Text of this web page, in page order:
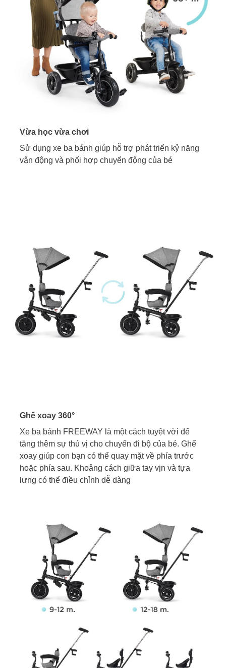
Vừa học vừa chơi
Sử dụng xe ba bánh giúp hỗ trợ phát triển kỷ năng
vận động và phối hợp chuyển động của bé
Ghế xoay 360°
Xe ba bánh FREEWAY là một cách tuyệt vời để
tăng thêm sự thú vị cho chuyến đi bộ của bé. Ghế
xoay giúp con bạn có thể quay mặt về phía trước
hoặc phía sau. Khoảng cách giữa tay vịn và tựa
lưng có thể điều chỉnh dễ dàng